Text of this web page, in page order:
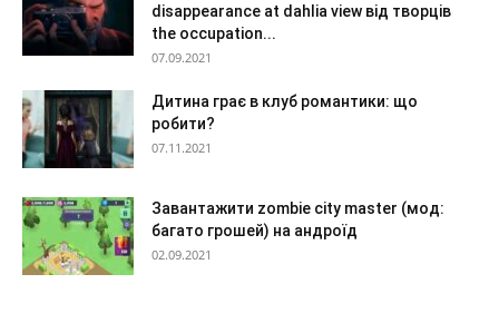
disappearance at dahlia view від творців
the occupation...
07.09.2021
Дитина грає в клуб романтики: що
робити?
07.11.2021
Завантажити zombie city master (мод:
багато грошей) на андроїд
02.09.2021